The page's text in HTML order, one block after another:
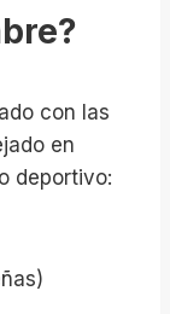
con las
en
deportivo: